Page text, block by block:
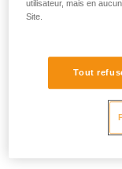
utilisateur, mais en
Site.
Tout